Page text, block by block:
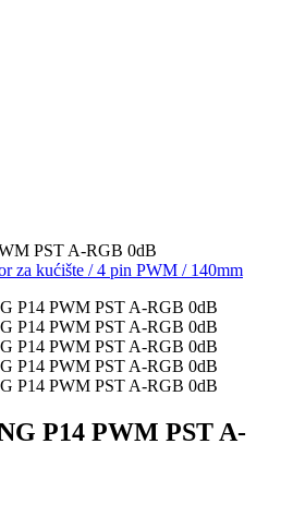
PST A-RGB 0dB
za kućište /4 pin PWM / 140mm
P14 PWM PST A-